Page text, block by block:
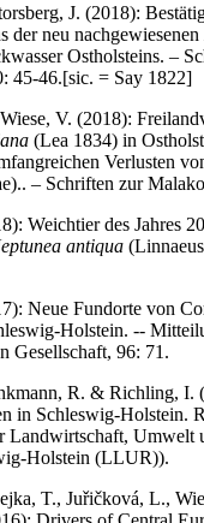
J. (2018):
der neu nachgewiesenen
Ostholsteins. –
45-46.[sic. = Say 1822]
V. (2018):
(Lea 1834) in
Verlusten
– Schriften zur
Weichtier des Jahres
antiqua
Neue Fundorte von
Holstein. --
Gesellschaft, 96: 71.
R. & Richling, I.
in Schleswig-Holstein.
Landwirtschaft, Umwelt
Holstein (LLUR)).
T., Juřičková, L.,